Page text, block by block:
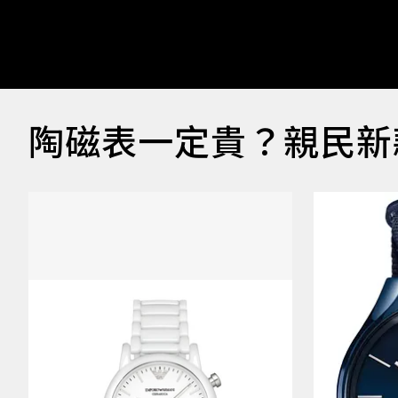
陶磁表一定貴？親民